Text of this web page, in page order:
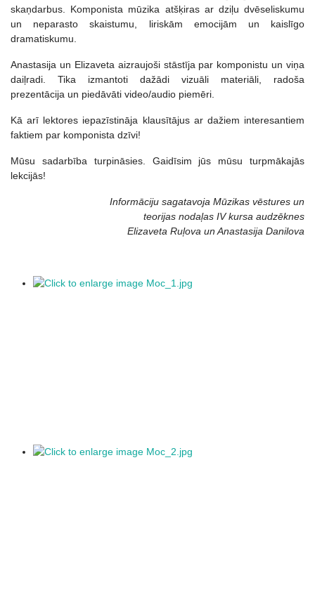
skaņdarbus. Komponista mūzika atšķiras ar dziļu dvēseliskumu
un neparasto skaistumu, liriskām emocijām un kaislīgo
dramatiskumu.
Anastasija un Elizaveta aizraujoši stāstīja par komponistu un viņa
daiļradi. Tika izmantoti dažādi vizuāli materiāli, radoša
prezentācija un piedāvāti video/audio piemēri.
Kā arī lektores iepazīstināja klausītājus ar dažiem interesantiem
faktiem par komponista dzīvi!
Mūsu sadarbība turpināsies. Gaidīsim jūs mūsu turpmākajās
lekcijās!
Informāciju sagatavoja Mūzikas vēstures un
teorijas nodaļas IV kursa audzēknes
Elizaveta Ruļova un Anastasija Danilova